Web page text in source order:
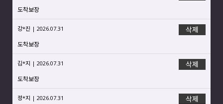
도착보장
강*진 | 2026.07.31 삭제
도착보장
김*지 | 2026.07.31 삭제
도착보장
정*지 | 2026.07.31 삭제